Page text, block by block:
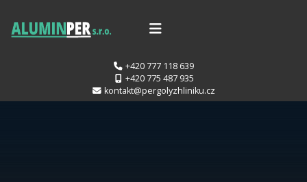
+420 777 118 639
+420 775 487 935
kontakt@pergolyzhliniku.cz